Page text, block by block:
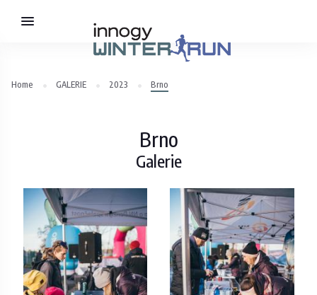
Home GALERIE 2023 Brno
Brno
Galerie